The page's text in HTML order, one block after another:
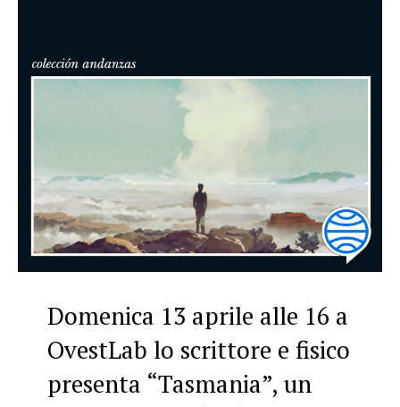
Domenica 13 aprile alle 16 a
OvestLab lo scrittore e fisico
presenta “Tasmania”, un